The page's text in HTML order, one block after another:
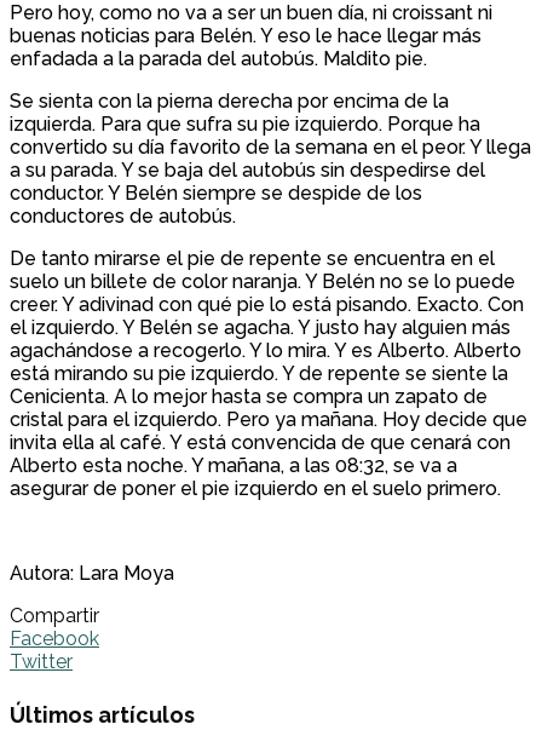
Pero hoy, como no va a ser un buen día, ni croissant ni
buenas noticias para Belén. Y eso le hace llegar más
enfadada a la parada del autobús. Maldito pie.
Se sienta con la pierna derecha por encima de la
izquierda. Para que sufra su pie izquierdo. Porque ha
convertido su día favorito de la semana en el peor. Y llega
a su parada. Y se baja del autobús sin despedirse del
conductor. Y Belén siempre se despide de los
conductores de autobús.
De tanto mirarse el pie de repente se encuentra en el
suelo un billete de color naranja. Y Belén no se lo puede
creer. Y adivinad con qué pie lo está pisando. Exacto. Con
el izquierdo. Y Belén se agacha. Y justo hay alguien más
agachándose a recogerlo. Y lo mira. Y es Alberto. Alberto
está mirando su pie izquierdo. Y de repente se siente la
Cenicienta. A lo mejor hasta se compra un zapato de
cristal para el izquierdo. Pero ya mañana. Hoy decide que
invita ella al café. Y está convencida de que cenará con
Alberto esta noche. Y mañana, a las 08:32, se va a
asegurar de poner el pie izquierdo en el suelo primero.
Autora: Lara Moya
Compartir
Facebook
Twitter
Últimos artículos